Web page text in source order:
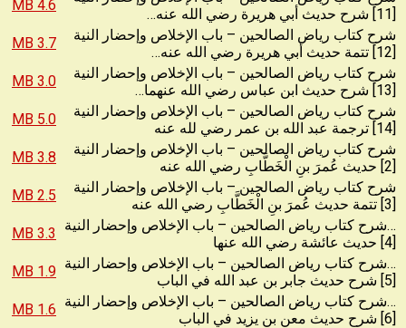
[11] شرح حديث أبي هريرة رضي الله عنه…
4.6 MB
شرح كتاب رياض الصالحين – باب الإخلاص وإحضار النية
[12] تتمة حديث أبي هريرة رضي الله عنه…
3.7 MB
شرح كتاب رياض الصالحين – باب الإخلاص وإحضار النية
[13] شرح حديث ابن عباس رضي الله عنهما…
3.0 MB
شرح كتاب رياض الصالحين – باب الإخلاص وإحضار النية
[14] ترجمة عبد الله بن عمر رضي لله عنه
5.0 MB
شرح كتاب رياض الصالحين – باب الإخلاص وإحضار النية
[2] حديث عُمرَ بنِ الْخَطَّابِ رضي الله عنه
3.8 MB
شرح كتاب رياض الصالحين – باب الإخلاص وإحضار النية
[3] تتمة حديث عُمرَ بنِ الْخَطَّابِ رضي الله عنه
2.5 MB
…شرح كتاب رياض الصالحين – باب الإخلاص وإحضار النية
[4] حديث عائشة رضي الله عنها
3.3 MB
…شرح كتاب رياض الصالحين – باب الإخلاص وإحضار النية
[5] شرح حديث جابر بن عبد الله في الباب
1.9 MB
…شرح كتاب رياض الصالحين – باب الإخلاص وإحضار النية
[6] شرح حديث معن بن يزيد في الباب
1.6 MB